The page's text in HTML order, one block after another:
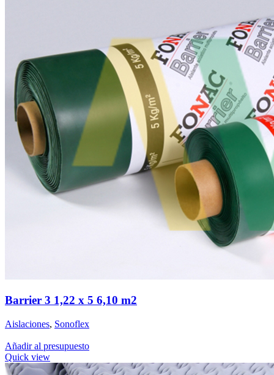
Barrier 3 1,22 x 5 6,10 m2
Aislaciones, Sonoflex
Añadir al presupuesto
Quick view